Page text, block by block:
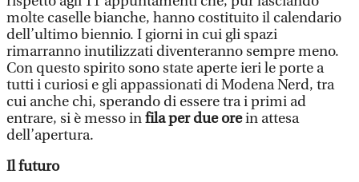
molte caselle bianche, hanno costituito il calendario
dell’ultimo biennio. I giorni in cui gli spazi
rimarranno inutilizzati diventeranno sempre meno.
Con questo spirito sono state aperte ieri le porte a
tutti i curiosi e gli appassionati di Modena Nerd, tra
cui anche chi, sperando di essere tra i primi ad
entrare, si è messo infila per due orein attesa
dell’apertura.
Il futuro